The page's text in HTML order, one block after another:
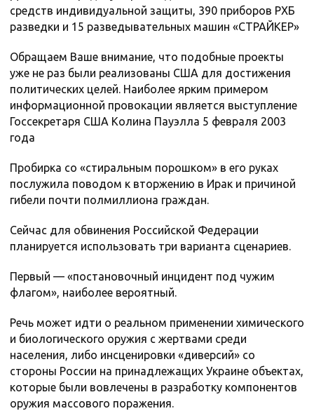
средств индивидуальной защиты, 390 приборов РХБ
разведки и 15 разведывательных машин «СТРАЙКЕР»
Обращаем Ваше внимание, что подобные проекты
уже не раз были реализованы США для достижения
политических целей. Наиболее ярким примером
информационной провокации является выступление
Госсекретаря США Колина Пауэлла 5 февраля 2003
года
Пробирка со «стиральным порошком» в его руках
послужила поводом к вторжению в Ирак и причиной
гибели почти полмиллиона граждан.
Сейчас для обвинения Российской Федерации
планируется использовать три варианта сценариев.
Первый — «постановочный инцидент под чужим
флагом», наиболее вероятный.
Речь может идти о реальном применении химического
и биологического оружия с жертвами среди
населения, либо инсценировки «диверсий» со
стороны России на принадлежащих Украине объектах,
которые были вовлечены в разработку компонентов
оружия массового поражения.